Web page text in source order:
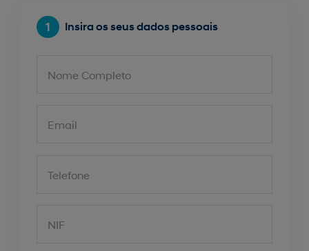
1 Insira os seus dados pessoais
Nome Completo
Email
Telefone
NIF